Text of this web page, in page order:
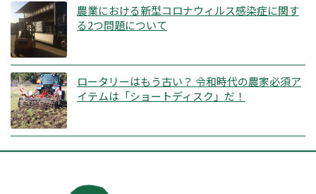
農業における新型コロナウィルス感染症に関す
る2つ問題について
ロータリーはもう古い？ 令和時代の農家必須ア
イテムは「ショートディスク」だ！